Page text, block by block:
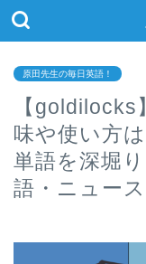
原田先生の毎日英語！
【
味や使い方
単語を深堀
語・ニュー